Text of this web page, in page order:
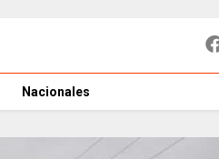
Nacionales